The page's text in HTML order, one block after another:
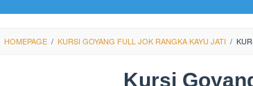
HOMEPAGE / KURSI GOYANG FULL JOK RANGKA KAYU JATI /
Kursi